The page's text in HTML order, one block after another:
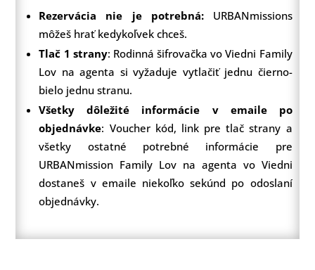
Rezervácia nie je potrebná:URBANmissions
môžeš hrať kedykoľvek chceš.
Tlač 1 strany: Rodinná šifrovačka vo Viedni Family
Lov na agenta si vyžaduje vytlačiť jednu čierno-
bielo jednu stranu.
Všetky dôležité informácie v emaile po
objednávke: Voucher kód, link pre tlač strany a
všetky ostatné potrebné informácie pre
URBANmission Family Lov na agenta vo Viedni
dostaneš v emaile niekoľko sekúnd po odoslaní
objednávky.